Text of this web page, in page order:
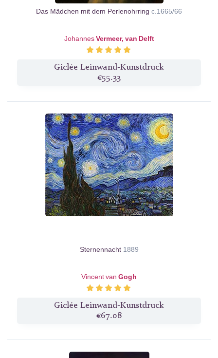
Das Mädchen mit dem Perlenohrring c.1665/66
JohannesVermeer, van Delft
Giclée Leinwand-Kunstdruck
€55.33
Sternennacht 1889
Vincent van Gogh
Giclée Leinwand-Kunstdruck
€67.08